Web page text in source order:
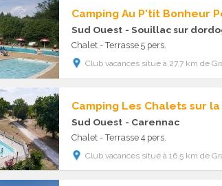
Camping Au P'tit Bonheur
Sud Ouest - Souillac sur
Chalet - Terrasse 5 pers.
Club vacances situé à 27.7 km de
Sud Ouest - Carennac
Chalet - Terrasse 4 pers.
Club vacances situé à 16.5 km de